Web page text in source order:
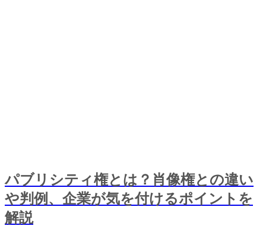
パブリシティ権とは？肖像権との違い
や判例、企業が気を付けるポイントを
解説